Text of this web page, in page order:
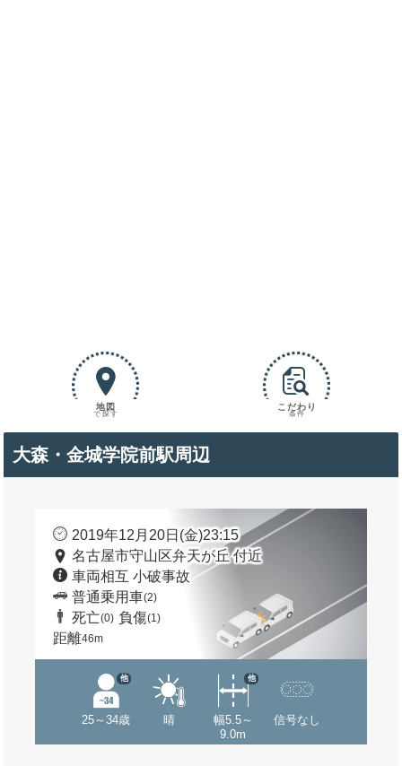
地図
で探す
こだわり
条件
大森・金城学院前駅周辺
2019年12月20日(金)23:15
名古屋市守山区弁天が丘 付近
車両相互 小破事故
普通乗用車(2)
死亡(0) 負傷(1)
距離46m
25～34歳
他
晴
幅5.5～
9.0m
他
信号なし